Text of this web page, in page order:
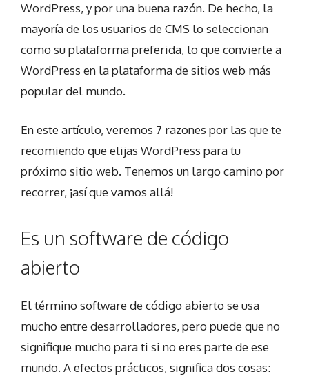
WordPress, y por una buena razón. De hecho, la
mayoría de los usuarios de CMS lo seleccionan
como su plataforma preferida, lo que convierte a
WordPress en la plataforma de sitios web más
popular del mundo.
En este artículo, veremos 7 razones por las que te
recomiendo que elijas WordPress para tu
próximo sitio web. Tenemos un largo camino por
recorrer, ¡así que vamos allá!
Es un software de código
abierto
El término software de código abierto se usa
mucho entre desarrolladores, pero puede que no
signifique mucho para ti si no eres parte de ese
mundo. A efectos prácticos, significa dos cosas: